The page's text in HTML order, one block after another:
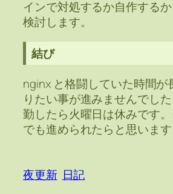
インで対処するか自作する
検討します。
結び
nginx と格闘していた時間が
りたい事が進みませんでし
勤したら火曜日は休みです
でも進められたらと思います
夜更新 日記